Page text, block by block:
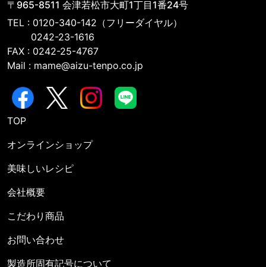
〒965-8511 会津若松市大町1丁目1番24号
TEL : 0120-340-142（フリーダイヤル）
0242-23-1616
FAX : 0242-25-4767
Mail : mame@aizu-tenpo.co.jp
TOP
オンラインショップ
美味しいレシピ
会社概要
こだわり商品
お問い合わせ
製造所固有記号について